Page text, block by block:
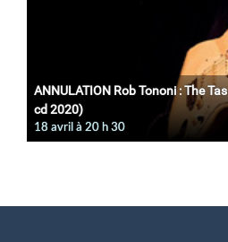
ANNULATION Rob Tononi : The
cd 2020)
18 avril à 20 h 30